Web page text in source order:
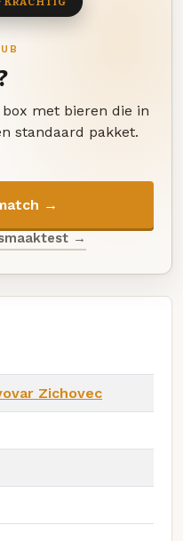
met bieren die in
standaard pakket.
→
→
Zichovec